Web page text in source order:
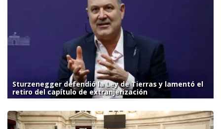
Sturzenegger defendió la Ley de Tierras y lamentó el
retiro del capítulo de extranjerización